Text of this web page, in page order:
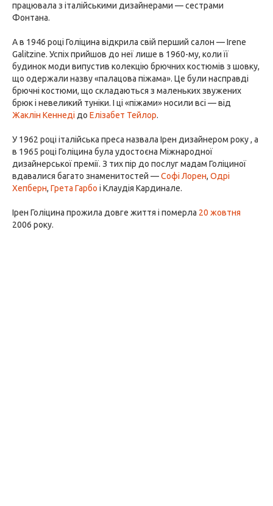
працювала з італійськими дизайнерами — сестрами
Фонтана.
А в 1946 році Голіцина відкрила свій перший салон — Irene
Galitzine. Успіх прийшов до неї лише в 1960-му, коли її
будинок моди випустив колекцію брючних костюмів з шовку,
що одержали назву «палацова піжама». Це були насправді
брючні костюми, що складаються з маленьких звужених
брюк і невеликий туніки. І ці «піжами» носили всі — від
Жаклін Кеннеді до Елізабет Тейлор.
У 1962 році італійська преса назвала Ірен дизайнером року , а
в 1965 році Голіцина була удостоєна Міжнародної
дизайнерської премії. З тих пір до послуг мадам Голіциної
вдавалися багато знаменитостей —Софі Лорен, Одрі
Хепберн, Грета Гарбо і Клаудія Кардинале.
Ірен Голіцина прожила довге життя і померла 20 жовтня
2006 року.